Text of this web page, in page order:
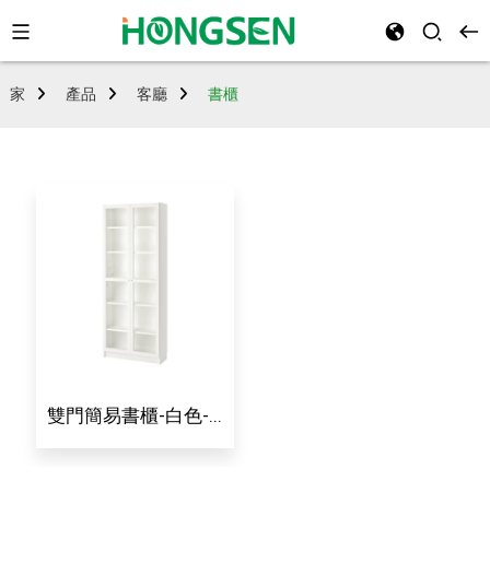
家 產品 客廳 書櫃
雙門簡易書櫃-白色-...